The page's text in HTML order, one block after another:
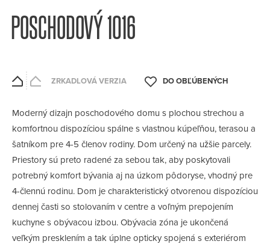
POSCHODOVÝ 1016
ZRKADLOVÁ VERZIA
Moderný dizajn poschodového domu s plochou strechou a
komfortnou dispozíciou spálne s vlastnou kúpeľňou, terasou a
šatníkom pre 4-5 členov rodiny. Dom určený na užšie parcely.
Priestory sú preto radené za sebou tak, aby poskytovali
potrebný komfort bývania aj na úzkom pôdoryse, vhodný pre
4-člennú rodinu. Dom je charakteristický otvorenou dispozíciou
dennej časti so stolovaním v centre a voľným prepojením
kuchyne s obývacou izbou. Obývacia zóna je ukončená
veľkým presklením a tak úplne opticky spojená s exteriérom